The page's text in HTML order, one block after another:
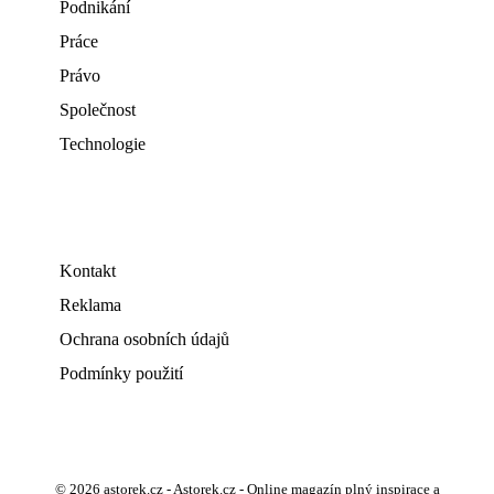
Podnikání
Práce
Právo
Společnost
Technologie
Kontakt
Reklama
Ochrana osobních údajů
Podmínky použití
© 2026 astorek.cz - Astorek.cz - Online magazín plný inspirace a